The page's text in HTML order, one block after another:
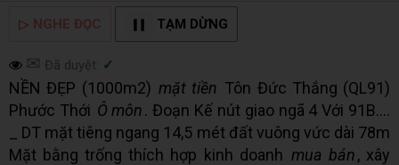
▷ NGHE ĐỌC TẠM DỪNG
✉ Đã duyệt: ✓
NỀN ĐẸP (1000m2) mặt tiền Tôn Đức Thắng (QL91)
Phước Thới Ô môn. Đoạn Kế nút giao ngã 4 Với 91B....
_ DT mặt tiêng ngang 14,5 mét đất vuông vức dài 78m
Mặt bằng trống thích hợp kinh doanh mua bán, xây